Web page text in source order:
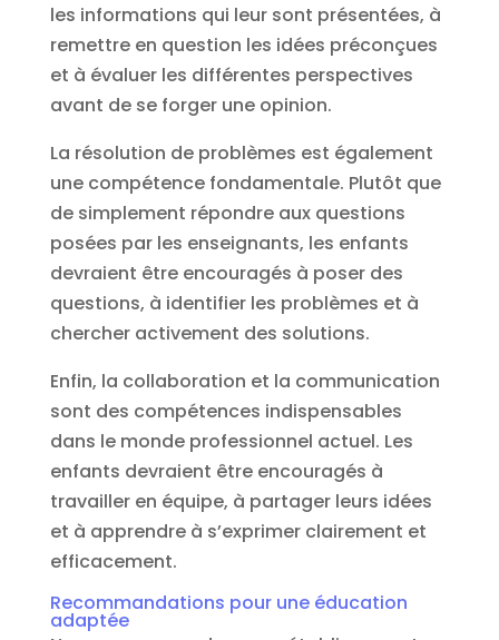
les informations qui leur sont présentées, à
remettre en question les idées préconçues
et à évaluer les différentes perspectives
avant de se forger une opinion.
La résolution de problèmes est également
une compétence fondamentale. Plutôt que
de simplement répondre aux questions
posées par les enseignants, les enfants
devraient être encouragés à poser des
questions, à identifier les problèmes et à
chercher activement des solutions.
Enfin, la collaboration et la communication
sont des compétences indispensables
dans le monde professionnel actuel. Les
enfants devraient être encouragés à
travailler en équipe, à partager leurs idées
et à apprendre à s’exprimer clairement et
efficacement.
Recommandations pour une éducation
adaptée